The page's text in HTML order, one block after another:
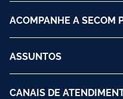
ACOMPANHE A SECOM
ASSUNTOS
CANAIS DE